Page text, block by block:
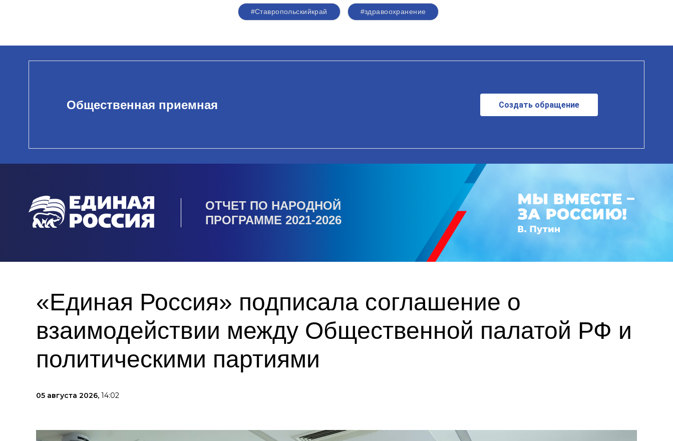
#Ставропольскийкрай #здравоохранение
Общественная приемная Создать обращение
ОТЧЕТ ПО НАРОДНОЙ
ПРОГРАММЕ 2021-2026
«Единая Россия» подписала соглашение о
взаимодействии между Общественной палатой РФ и
политическими партиями
05 августа 2026, 14:02